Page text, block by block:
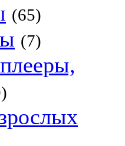
(65)
(7)